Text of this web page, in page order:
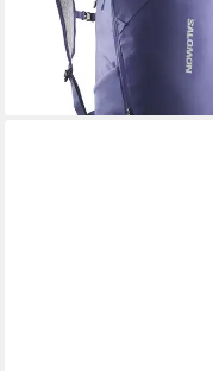
20, aus Polyester
64,99 €
UVP75,00 €
lieferbar - in 1-2 Werktagen